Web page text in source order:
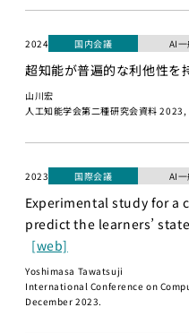
用IIC
金融市場取引
と機械学習
Learning基
Deep
礎講座
Deep
Learning応
用
世界モデ
2024 国内会議 AI
超知能が普遍的な利他性を
山川宏
人工知能学会第二種研究会資料
2023 国際会議 AI
Experimental study for a
predict the learners’ state
[web]
Yoshimasa Tawatsuji
International Conference on
December 2023.